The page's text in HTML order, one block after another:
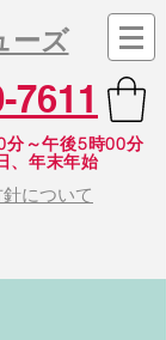
ーズ
7611
分～午後5時00分
、年末年始
について